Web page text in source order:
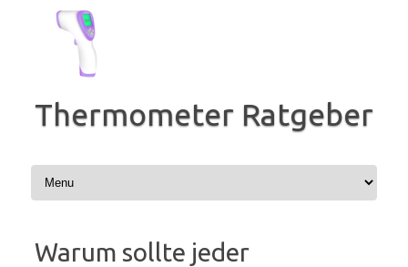
springen
Thermometer Ratgeber
Warum sollte jeder